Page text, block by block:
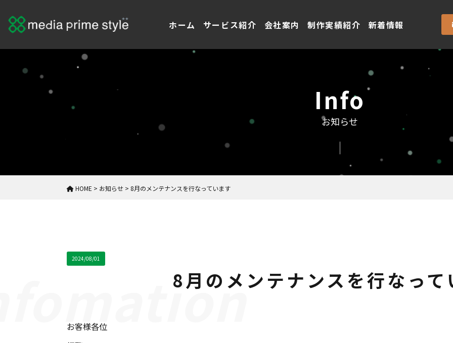
ホーム サービス紹介 会社案内 制作実績紹介 新着情報
Info
お知らせ
HOME > お知らせ > 8月のメンテナンスを行なっています
2024/08/01
8月のメンテナンスを行なっ
お客様各位